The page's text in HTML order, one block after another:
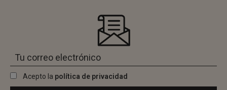
Acepto la política de privacidad